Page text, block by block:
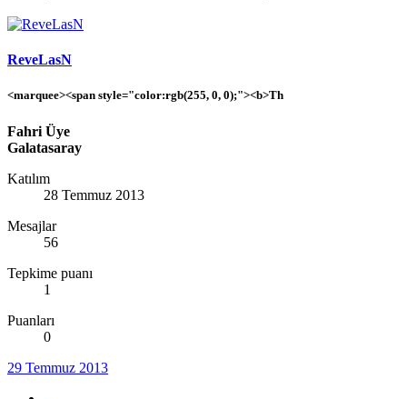
ReveLasN
<marquee><span style="color:rgb(255, 0, 0);"><b>Th
Fahri Üye
Galatasaray
Katılım
28 Temmuz 2013
Mesajlar
56
Tepkime puanı
1
Puanları
0
29 Temmuz 2013